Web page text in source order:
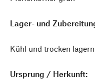
Lager- und
Kühl und trocken
Ursprung / Herkunft: